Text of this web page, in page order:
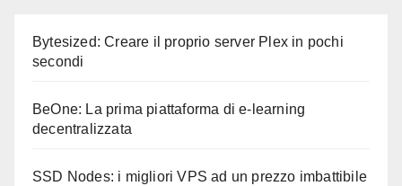
Bytesized: Creare il proprio server Plex in pochi
secondi
BeOne: La prima piattaforma di e-learning
decentralizzata
SSD Nodes: i migliori VPS ad un prezzo imbattibile